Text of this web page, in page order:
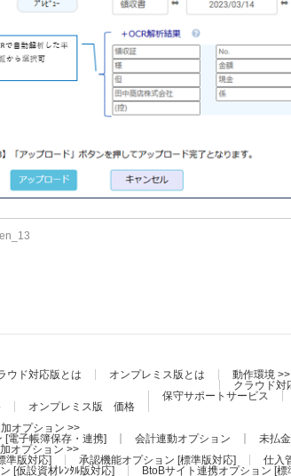
ウド対応版とは オンプレミス版とは
動作環境 >>
クラウド
オンプレミス版 価格
保守サポートサービス
オプション >>
[電子帳簿保存・連携]
会計連動オプション 未払
オプション >>
準版対応]
承認機能オプション [標準版対応] 仕入
[仮設資材ﾚﾝﾀﾙ版対応]
BtoBサイト連携オプション [